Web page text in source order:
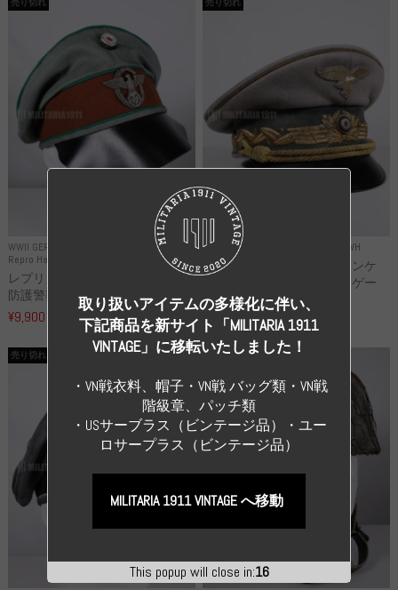
WWII GERMANY
Repro Hat and Cap Police and other
売り切れ
レプリカ ドイツ秩序警察 都市
防護警察 クラッシュキャップ...
¥9,900 （税込）
WWII GERMANY Repro Uniforms WH
売り切れ
レプリカ ミヒャエル・ヤンケ
製 国家元帥 ヘルマン・ゲー
リ...
¥55,000 （税込）
売り切れ 売り切れ
This popup will close in:15
取り扱いアイテムの多様化に伴い、
下記商品を新サイト「MILITARIA 1911
VINTAGE」に移転いたしました！
・VN戦衣料、帽子・VN戦 バッグ類・VN戦
階級章、パッチ類
・USサーブラス（ビンテージ品）・ユー
ロサープラス（ビンテージ品）
MILITARIA 1911 VINTAGE へ移動